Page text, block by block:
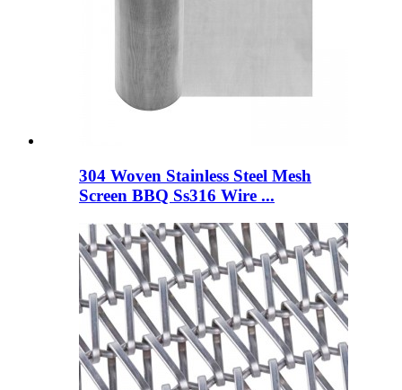
304 Woven Stainless Steel Mesh
Screen BBQ Ss316 Wire ...